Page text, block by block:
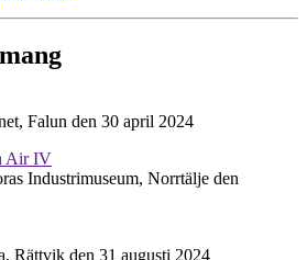
Falun den 30 april 2024
Industrimuseum, Norrtälje den
Rättvik den 31 augusti 2024